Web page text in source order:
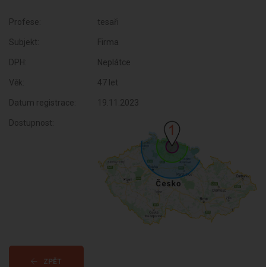
Profese: tesaři
Subjekt: Firma
DPH: Neplátce
Věk: 47 let
Datum registrace: 19.11.2023
Dostupnost:
ZPĚT